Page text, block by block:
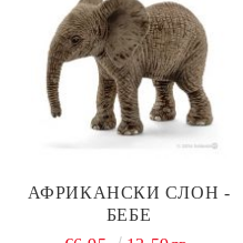
АФРИКАНСКИ СЛОН -
БЕБЕ